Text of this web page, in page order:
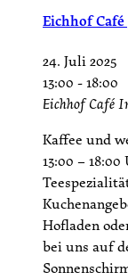
Eichhof
24. Juli 2025
13:00 -18:00
Eichhof Café
Kaffee und
13:00 –
Hofladen
bei uns auf